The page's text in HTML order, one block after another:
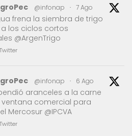
@infonap · 7 Ago
frena la siembra de trigo
los ciclos cortos
@ArgenTrigo
Twitter
@infonap · 6 Ago
aranceles a la carne
comercial para
Mercosur @IPCVA
Twitter